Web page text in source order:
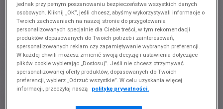
jednak przy pełnym poszanowaniu bezpieczeństwa wszystkich danych
osobowych. Kliknij „OK”, jeśli chcesz, abyśmy wykorzystywali informacje o
Twoich zachowaniach na naszej stronie do przygotowania
personalizowanych specjalnie dla Ciebie treści, w tym rekomendacji
produktów dopasowanych do Twoich potrzeb i zainteresowań,
spersonalizowanych reklam czy zapamiętywanie wybranych preferencji.
W każdej chwili możesz zmienić swoją decyzję i ustawienia dotyczące
plików cookie wybierając „Dostosuj”. Jeśli nie chcesz otrzymywać
spersonalizowanej oferty produktów, dopasowanych do Twoich
preferencji, wybierz „Odrzuć wszystkie”. W celu uzyskania więcej
informacji, przeczytaj naszą
politykę prywatności.